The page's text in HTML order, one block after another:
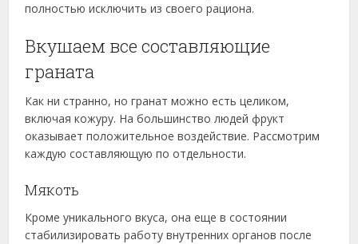
полностью исключить из своего рациона.
Вкушаем все составляющие
граната
Как ни странно, но гранат можно есть целиком,
включая кожуру. На большинство людей фрукт
оказывает положительное воздействие. Рассмотрим
каждую составляющую по отдельности.
Мякоть
Кроме уникального вкуса, она еще в состоянии
стабилизировать работу внутренних органов после